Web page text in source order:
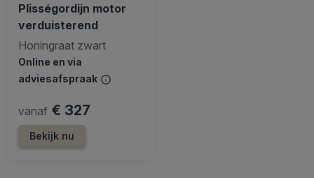
Plisségordijn motor
verduisterend
Honingraat zwart
Online en via
adviesafspraak
vanaf € 327
Bekijk nu